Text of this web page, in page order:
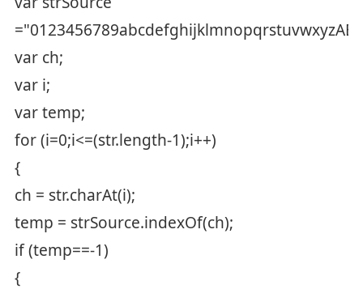
var ch;
var i;
var temp;
for (i=0;i<=(str.length-1);i++)
{
ch = str.charAt(i);
temp = strSource.indexOf(ch);
if (temp==-1)
{